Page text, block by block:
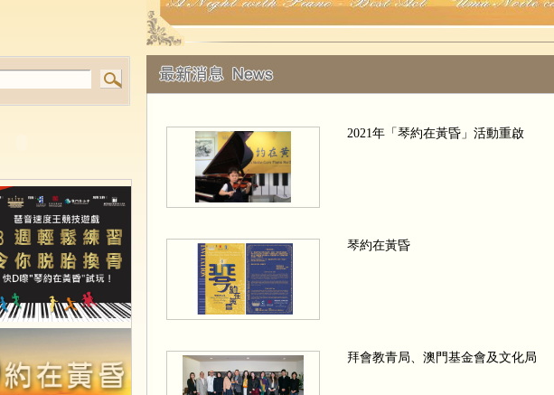
2021年「琴約在黃昏」活動重啟
琴約在黃昏
拜會教青局、澳門基金會及文化局